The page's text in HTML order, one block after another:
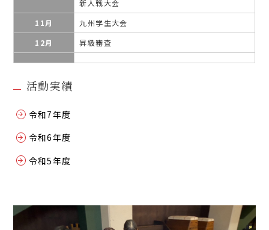
新人戦大会
11月
九州学生大会
12月
昇級審査
活動実績
令和7年度
令和6年度
令和5年度